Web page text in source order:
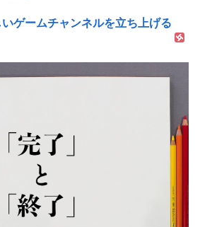
ゲームチャンネルを立ち上げる